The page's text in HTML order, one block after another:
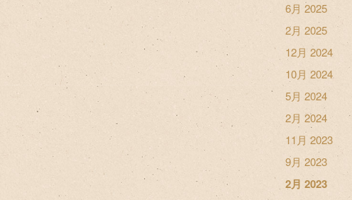
6月 2025
2月 2025
12月 2024
10月 2024
5月 2024
2月 2024
11月 2023
9月 2023
2月 2023